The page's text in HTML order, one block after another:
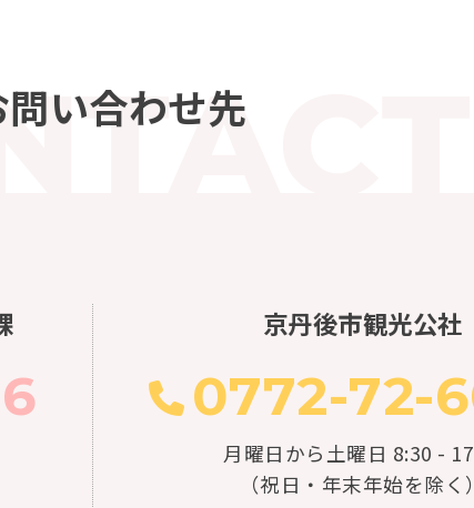
問い合わせ先
京丹後市観光公社
0772-72-
月曜日から土曜日 8:30 -
（祝日・年末年始を除く）